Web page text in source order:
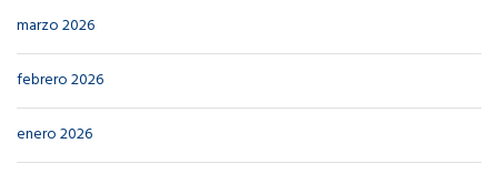
marzo 2026
febrero 2026
enero 2026